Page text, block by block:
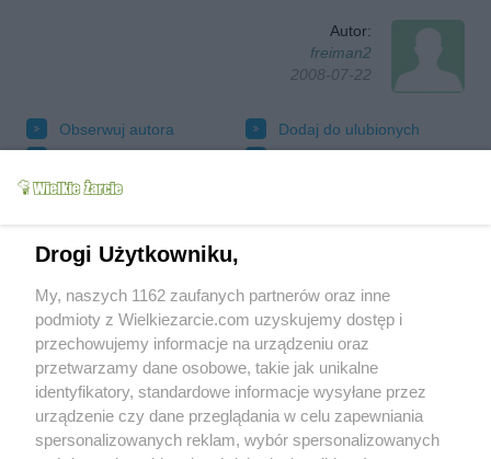
Autor:
freiman2
2008-07-22
Obserwuj autora
Dodaj do ulubionych
Drukuj
Drogi Użytkowniku,
My, naszych 1162 zaufanych partnerów oraz inne
podmioty z Wielkiezarcie.com uzyskujemy dostęp i
przechowujemy informacje na urządzeniu oraz
przetwarzamy dane osobowe, takie jak unikalne
identyfikatory, standardowe informacje wysyłane przez
urządzenie czy dane przeglądania w celu zapewniania
spersonalizowanych reklam, wybór spersonalizowanych